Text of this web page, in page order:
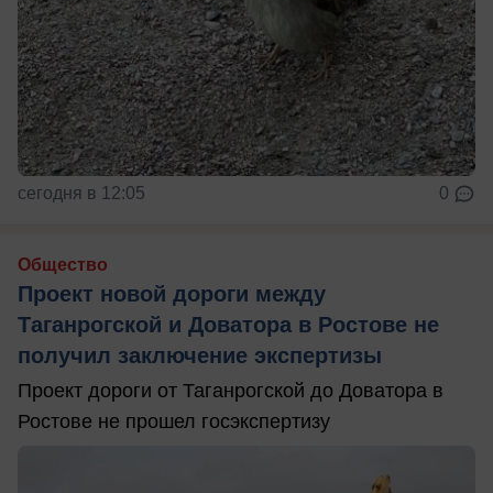
сегодня в 12:05 0
Общество
Проект новой дороги между
Таганрогской и Доватора в Ростове не
получил заключение экспертизы
Проект дороги от Таганрогской до Доватора в
Ростове не прошел госэкспертизу